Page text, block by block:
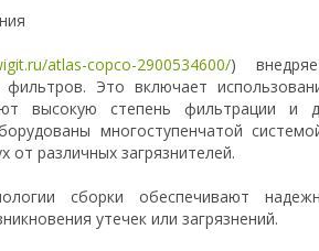
atlas-copco-2900534600/)
Это включает
высокую степень фильтрации и
многоступенчатой
различных загрязнителей.
сборки обеспечивают
утечек или загрязнений.